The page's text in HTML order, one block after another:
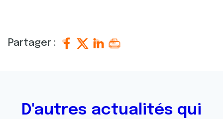
Partager :
D'autres actualités qui